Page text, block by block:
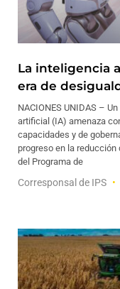
La inteligencia
era de
NACIONES UNIDAS –
artificial (IA) amenaza
capacidades y de
progreso en la
del Programa de
Corresponsal de IPS